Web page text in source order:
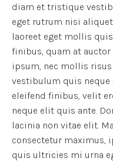
diam et tristique
eget rutrum nisi
laoreet eget mollis
finibus, quam at
ipsum, nec mollis
vestibulum quis neque
eleifend finibus, velit
neque elit quis ante.
lacinia non vitae elit.
consectetur maximus,
quis ultricies mi urna